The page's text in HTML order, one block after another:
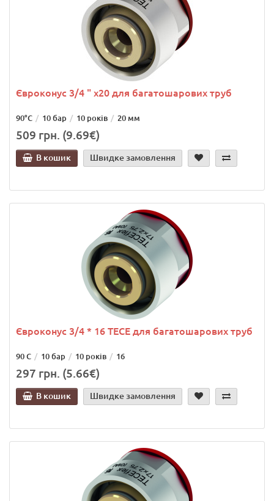
Євроконус 3/4 " x20 для багатошарових труб
90°C 10 бар 10 років 20 мм
509 грн. (9.69€)
В кошик Швидке замовлення
Євроконус 3/4 * 16 TECE для багатошарових труб
90 С 10 бар 10 років 16
297 грн. (5.66€)
В кошик Швидке замовлення